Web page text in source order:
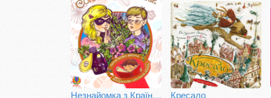
Незнайомка з Країни Сонячних Зайчиків Кресало